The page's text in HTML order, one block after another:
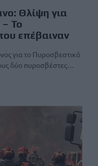
Θλίψη για
Το
επέβαιναν
για το Πυροσβεστικό
δύο πυροσβέστες…